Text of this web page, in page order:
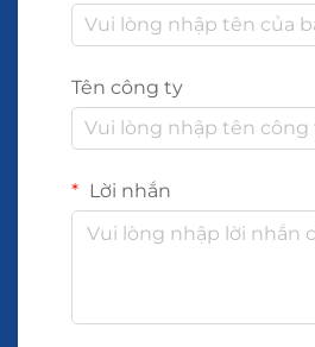
Tên công ty
Lời nhắn